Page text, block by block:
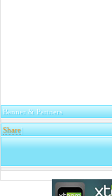
Banner & Partners
Share|